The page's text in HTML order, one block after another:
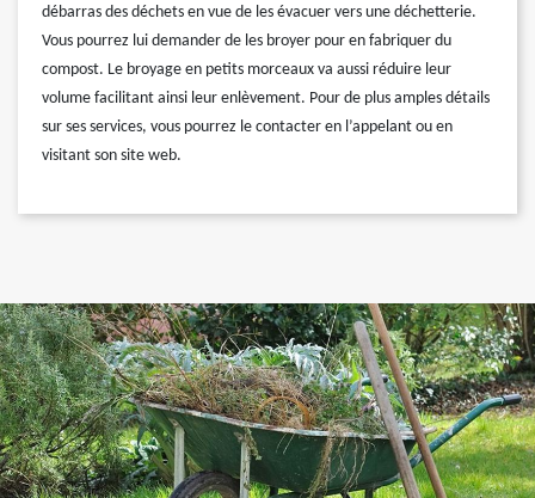
débarras des déchets en vue de les évacuer vers une déchetterie.
Vous pourrez lui demander de les broyer pour en fabriquer du
compost. Le broyage en petits morceaux va aussi réduire leur
volume facilitant ainsi leur enlèvement. Pour de plus amples détails
sur ses services, vous pourrez le contacter en l’appelant ou en
visitant son site web.